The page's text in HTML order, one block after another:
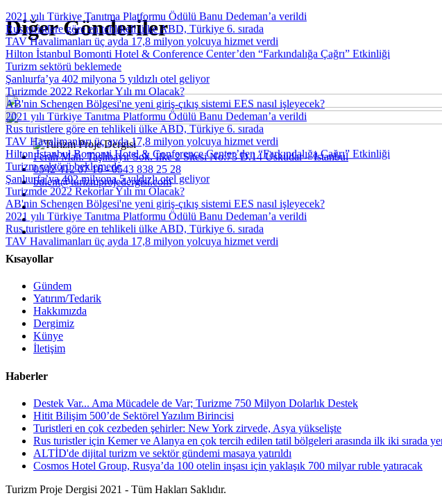
Diğer Gönderiler
2021 yılı Türkiye Tanıtma Platformu Ödülü Banu Dedeman’a verildi
Rus turistlere göre en tehlikeli ülke ABD, Türkiye 6. sırada
TAV Havalimanları üç ayda 17,8 milyon yolcuya hizmet verdi
Hilton İstanbul Bomonti Hotel & Conference Center’den “Farkındalığa Çağrı” Etkinliği
Turizm sektörü beklemede
Şanlıurfa’ya 402 milyona 5 yıldızlı otel geliyor
Turizmde 2022 Rekorlar Yılı mı Olacak?
AB'nin Schengen Bölgesi'ne yeni giriş-çıkış sistemi EES nasıl işleyecek?
2021 yılı Türkiye Tanıtma Platformu Ödülü Banu Dedeman’a verildi
Rus turistlere göre en tehlikeli ülke ABD, Türkiye 6. sırada
TAV Havalimanları üç ayda 17,8 milyon yolcuya hizmet verdi
Hilton İstanbul Bomonti Hotel & Conference Center’den “Farkındalığa Çağrı” Etkinliği
Turizm sektörü beklemede
Şanlıurfa’ya 402 milyona 5 yıldızlı otel geliyor
Turizmde 2022 Rekorlar Yılı mı Olacak?
AB'nin Schengen Bölgesi'ne yeni giriş-çıkış sistemi EES nasıl işleyecek?
2021 yılı Türkiye Tanıtma Platformu Ödülü Banu Dedeman’a verildi
Rus turistlere göre en tehlikeli ülke ABD, Türkiye 6. sırada
TAV Havalimanları üç ayda 17,8 milyon yolcuya hizmet verdi
Ferah Mah. Taşlıbayır Sok. İlke 2 Sitesi No:73 D.14 Üsküdar – İstanbul
0542 412 07 16 - 0543 838 25 28
bulent@turizmprojedergisi.com
Kısayollar
Gündem
Yatırım/Tedarik
Hakkımızda
Dergimiz
Künye
İletişim
Haberler
Destek Var... Ama Mücadele de Var; Turizme 750 Milyon Dolarlık Destek
Hitit Bilişim 500’de Sektörel Yazılım Birincisi
Turistleri en çok cezbeden şehirler: New York zirvede, Asya yükselişte
Rus turistler için Kemer ve Alanya en çok tercih edilen tatil bölgeleri arasında ilk iki sırada
ALTİD'de dijital turizm ve sektör gündemi masaya yatırıldı
Cosmos Hotel Group, Rusya’da 100 otelin inşası için yaklaşık 700 milyar ruble yatıracak
Turizm Proje Dergisi 2021 - Tüm Hakları Saklıdır.